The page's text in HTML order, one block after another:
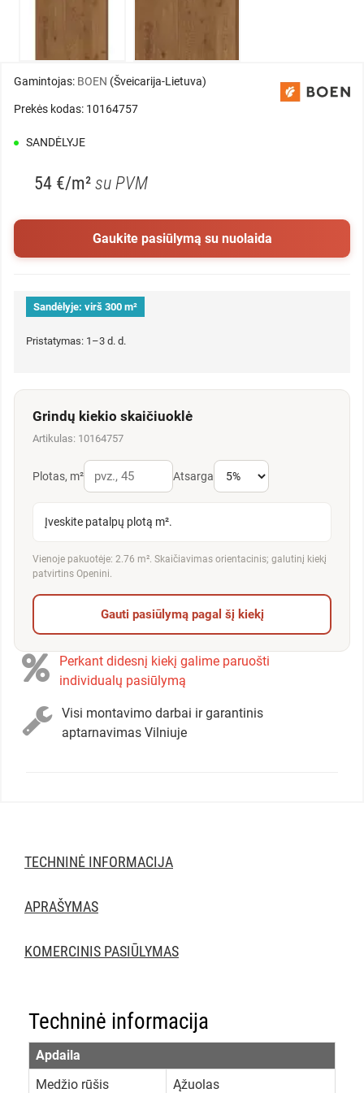
Gamintojas: BOEN (Šveicarija-Lietuva)
Prekės kodas: 10164757
SANDĖLYJE
54 €/m² su PVM
Gaukite pasiūlymą su nuolaida
Sandėlyje: virš 300 m²
Pristatymas: 1–3 d. d.
Grindų kiekio skaičiuoklė
Artikulas: 10164757
Plotas, m² Atsarga
Įveskite patalpų plotą m².
Vienoje pakuotėje: 2.76 m². Skaičiavimas orientacinis; galutinį kiekį
patvirtins Openini.
Gauti pasiūlymą pagal šį kiekį
Perkant didesnį kiekį galime paruošti
individualų pasiūlymą
Visi montavimo darbai ir garantinis
aptarnavimas Vilniuje
TECHNINĖ INFORMACIJA
APRAŠYMAS
KOMERCINIS PASIŪLYMAS
Techninė informacija
Apdaila
Medžio rūšis
Ąžuolas